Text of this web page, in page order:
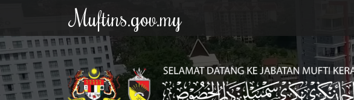
Muftins.gov.my